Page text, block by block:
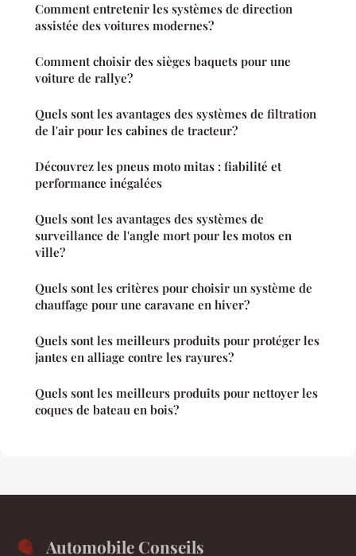
Comment entretenir les systèmes de direction
assistée des voitures modernes?
Comment choisir des sièges baquets pour une
voiture de rallye?
Quels sont les avantages des systèmes de filtration
de l'air pour les cabines de tracteur?
Découvrez les pneus moto mitas : fiabilité et
performance inégalées
Quels sont les avantages des systèmes de
surveillance de l'angle mort pour les motos en
ville?
Quels sont les critères pour choisir un système de
chauffage pour une caravane en hiver?
Quels sont les meilleurs produits pour protéger les
jantes en alliage contre les rayures?
Quels sont les meilleurs produits pour nettoyer les
coques de bateau en bois?
Automobile Conseils